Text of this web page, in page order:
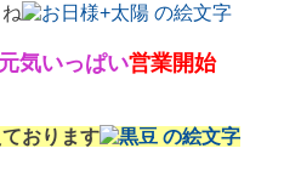
元気いっぱい営業開始
おります